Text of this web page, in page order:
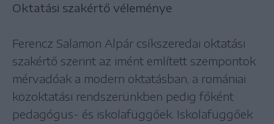
Oktatási szakértő véleménye
Ferencz Salamon Alpár csíkszeredai oktatási
szakértő szerint az imént említett szempontok
mérvadóak a modern oktatásban, a romániai
közoktatási rendszerünkben pedig főként
pedagógus- és iskolafüggőek. Iskolafüggőek